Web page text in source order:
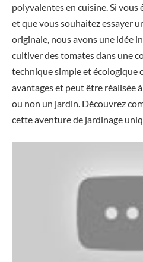
polyvalentes en cuisine. Si
et que vous souhaitez essayer
originale, nous avons une idée
cultiver des tomates dans une
technique simple et écologique
avantages et peut être réalisée
ou non un jardin. Découvrez
cette aventure de jardinage